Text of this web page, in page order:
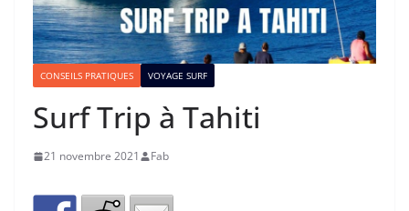
CONSEILS PRATIQUES VOYAGE SURF
Surf Trip à Tahiti
21 novembre 2021 Fab